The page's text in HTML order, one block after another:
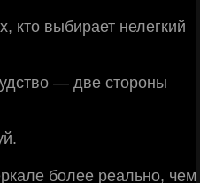
кто выбирает нелегкий
— две стороны
более реально, чем